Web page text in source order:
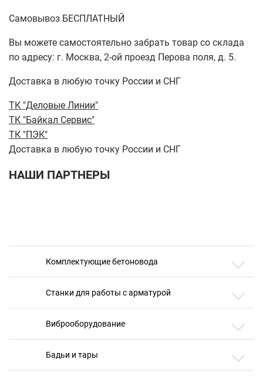
Самовывоз БЕСПЛАТНЫЙ
Вы можете самостоятельно забрать товар со склада
по адресу: г. Москва, 2-ой проезд Перова поля, д. 5.
Доставка в любую точку России и СНГ
ТК "Деловые Линии"
ТК "Байкал Сервис"
ТК "ПЭК"
Доставка в любую точку России и СНГ
НАШИ ПАРТНЕРЫ
Комплектующие бетоновода
Станки для работы с арматурой
Виброоборудование
Бадьи и тары